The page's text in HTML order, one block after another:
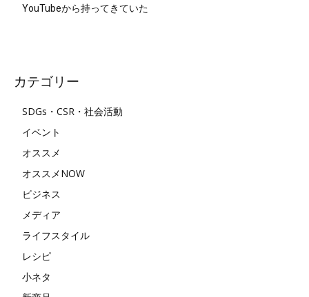
YouTubeから持ってきていた
カテゴリー
SDGs・CSR・社会活動
イベント
オススメ
オススメNOW
ビジネス
メディア
ライフスタイル
レシピ
小ネタ